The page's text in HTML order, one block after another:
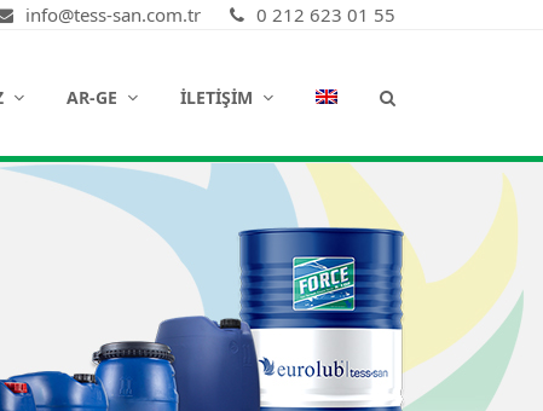
info@tess-san.com.tr 0 212 623 01 55
AR-GE İLETIŞIM